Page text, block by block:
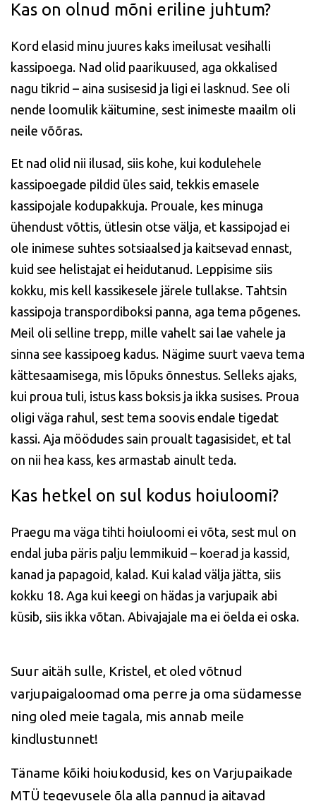
Kas on olnud mõni eriline juhtum?
Kord elasid minu juures kaks imeilusat vesihalli
kassipoega. Nad olid paarikuused, aga okkalised
nagu tikrid – aina susisesid ja ligi ei lasknud. See oli
nende loomulik käitumine, sest inimeste maailm oli
neile võõras.
Et nad olid nii ilusad, siis kohe, kui kodulehele
kassipoegade pildid üles said, tekkis emasele
kassipojale kodupakkuja. Prouale, kes minuga
ühendust võttis, ütlesin otse välja, et kassipojad ei
ole inimese suhtes sotsiaalsed ja kaitsevad ennast,
kuid see helistajat ei heidutanud. Leppisime siis
kokku, mis kell kassikesele järele tullakse. Tahtsin
kassipoja transpordiboksi panna, aga tema põgenes.
Meil oli selline trepp, mille vahelt sai lae vahele ja
sinna see kassipoeg kadus. Nägime suurt vaeva tema
kättesaamisega, mis lõpuks õnnestus. Selleks ajaks,
kui proua tuli, istus kass boksis ja ikka susises. Proua
oligi väga rahul, sest tema soovis endale tigedat
kassi. Aja möödudes sain proualt tagasisidet, et tal
on nii hea kass, kes armastab ainult teda.
Kas hetkel on sul kodus hoiuloomi?
Praegu ma väga tihti hoiuloomi ei võta, sest mul on
endal juba päris palju lemmikuid – koerad ja kassid,
kanad ja papagoid, kalad. Kui kalad välja jätta, siis
kokku 18. Aga kui keegi on hädas ja varjupaik abi
küsib, siis ikka võtan. Abivajajale ma ei öelda ei oska.
Suur aitäh sulle, Kristel, et oled võtnud
varjupaigaloomad oma perre ja oma südamesse
ning oled meie tagala, mis annab meile
kindlustunnet!
Täname kõiki hoiukodusid, kes on Varjupaikade
MTÜ tegevusele õla alla pannud ja aitavad